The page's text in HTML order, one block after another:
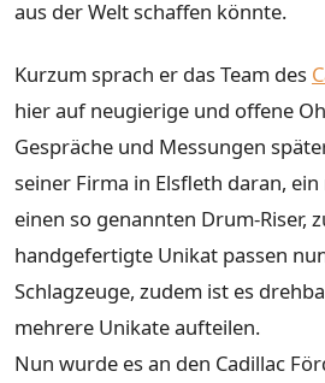
aus der Welt schaffen könnte.
Kurzum sprach er das Team des
hier auf neugierige und offene
Gespräche und Messungen
seiner Firma in Elsfleth daran,
einen so genannten Drum-Riser,
handgefertigte Unikat passen
Schlagzeuge, zudem ist es
mehrere Unikate aufteilen.
Nun wurde es an den Cadillac